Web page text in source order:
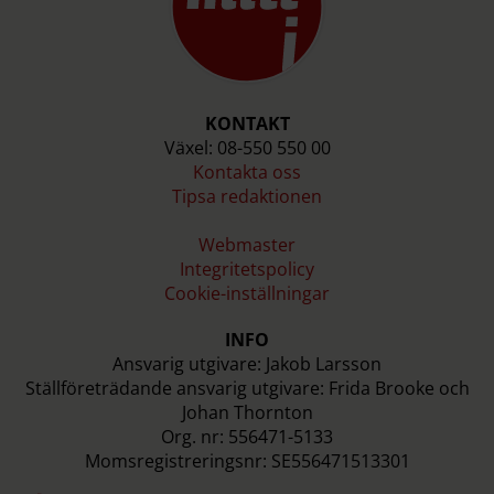
KONTAKT
Växel: 08-550 550 00
Kontakta oss
Tipsa redaktionen
Webmaster
Integritetspolicy
Cookie-inställningar
INFO
Ansvarig utgivare: Jakob Larsson
Ställföreträdande ansvarig utgivare: Frida Brooke och
Johan Thornton
Org. nr: 556471-5133
Momsregistreringsnr: SE556471513301